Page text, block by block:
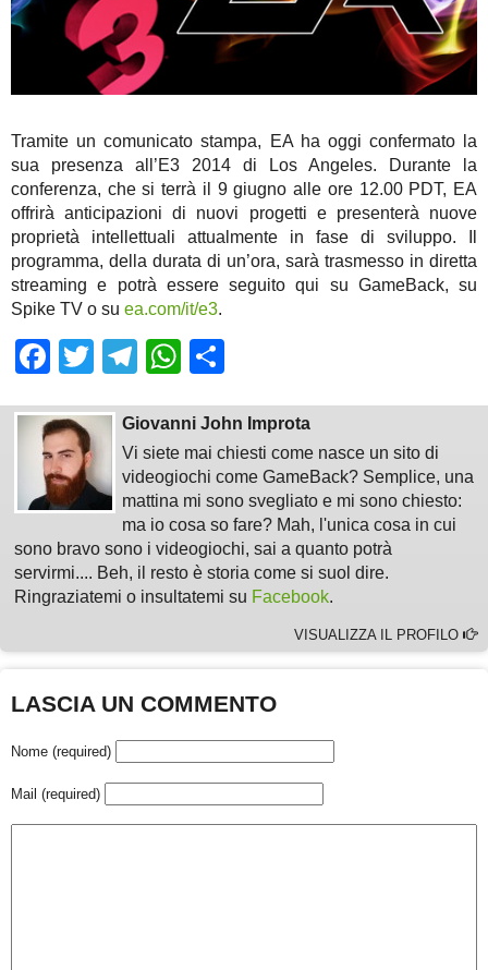
Tramite un comunicato stampa, EA ha oggi confermato la
sua presenza all’E3 2014 di Los Angeles. Durante la
conferenza, che si terrà il 9 giugno alle ore 12.00 PDT, EA
offrirà anticipazioni di nuovi progetti e presenterà nuove
proprietà intellettuali attualmente in fase di sviluppo. Il
programma, della durata di un’ora, sarà trasmesso in diretta
streaming e potrà essere seguito qui su GameBack, su
Spike TV o su ea.com/it/e3.
Facebook
TwitterTelegram
WhatsApp
Giovanni John Improta
Vi siete mai chiesti come nasce un sito di
videogiochi come GameBack? Semplice, una
mattina mi sono svegliato e mi sono chiesto:
ma io cosa so fare? Mah, l'unica cosa in cui
sono bravo sono i videogiochi, sai a quanto potrà
servirmi.... Beh, il resto è storia come si suol dire.
Ringraziatemi o insultatemi su Facebook.
VISUALIZZA IL PROFILO
LASCIA UN COMMENTO
Nome (required)
Mail (required)